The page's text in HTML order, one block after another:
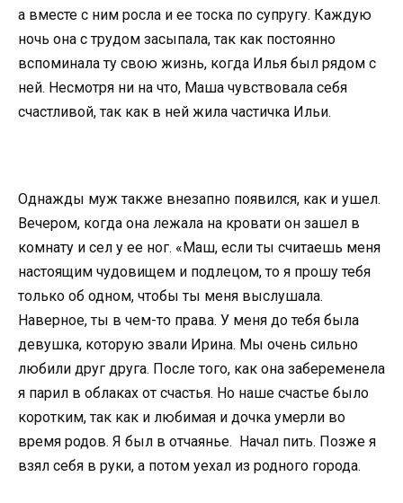
а вместе с ним росла и ее тоска по супругу. Каждую
ночь она с трудом засыпала, так как постоянно
вспоминала ту свою жизнь, когда Илья был рядом с
ней. Несмотря ни на что, Маша чувствовала себя
счастливой, так как в ней жила частичка Ильи.
Однажды муж также внезапно появился, как и ушел.
Вечером, когда она лежала на кровати он зашел в
комнату и сел у ее ног. «Маш, если ты считаешь меня
настоящим чудовищем и подлецом, то я прошу тебя
только об одном, чтобы ты меня выслушала.
Наверное, ты в чем-то права. У меня до тебя была
девушка, которую звали Ирина. Мы очень сильно
любили друг друга. После того, как она забеременела
я парил в облаках от счастья. Но наше счастье было
коротким, так как и любимая и дочка умерли во
время родов. Я был в отчаянье. Начал пить. Позже я
взял себя в руки, а потом уехал из родного города.